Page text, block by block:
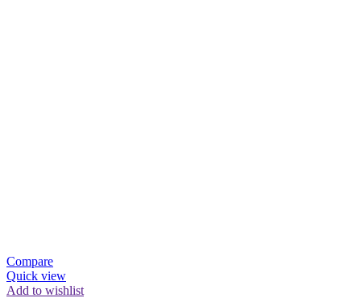
Compare
Quick view
Add to wishlist